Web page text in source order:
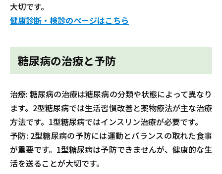
大切です。
健康診断・検診のページはこちら
糖尿病の治療と予防
治療: 糖尿病の治療は糖尿病の分類や状態によって異なり
ます。2型糖尿病では生活習慣改善と薬物療法が主な治療
方法です。1型糖尿病ではインスリン治療が必要です。
予防: 2型糖尿病の予防には運動とバランスの取れた食事
が重要です。1型糖尿病は予防できませんが、健康的な生
活を送ることが大切です。